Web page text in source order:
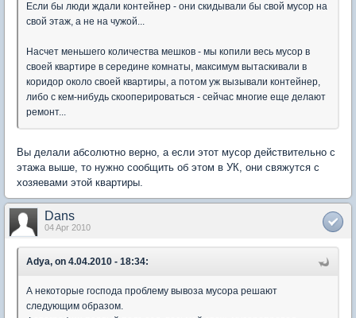
Если бы люди ждали контейнер - они скидывали бы свой мусор на
свой этаж, а не на чужой...
Насчет меньшего количества мешков - мы копили весь мусор в
своей квартире в середине комнаты, максимум вытаскивали в
коридор около своей квартиры, а потом уж вызывали контейнер,
либо с кем-нибудь скооперироваться - сейчас многие еще делают
ремонт...
Вы делали абсолютно верно, а если этот мусор действительно с
этажа выше, то нужно сообщить об этом в УК, они свяжутся с
хозяевами этой квартиры.
Dans
04 Apr 2010
Adya, on 4.04.2010 - 18:34:
А некоторые господа проблему вывоза мусора решают
следующим образом.